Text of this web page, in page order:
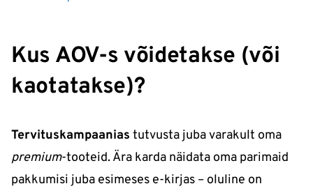
Kus AOV-s võidetakse (või
kaotatakse)?
Tervituskampaanias tutvusta juba varakult oma
premium-tooteid. Ära karda näidata oma parimaid
pakkumisi juba esimeses e-kirjas – oluline on